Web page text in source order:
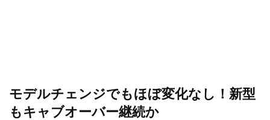
モデルチェンジでもほぼ変化なし！新型
もキャブオーバー継続か